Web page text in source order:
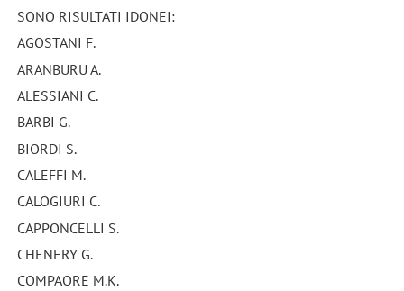
SONO RISULTATI IDONEI:
AGOSTANI F.
ARANBURU A.
ALESSIANI C.
BARBI G.
BIORDI S.
CALEFFI M.
CALOGIURI C.
CAPPONCELLI S.
CHENERY G.
COMPAORE M.K.